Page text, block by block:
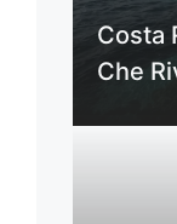
Costa
Che